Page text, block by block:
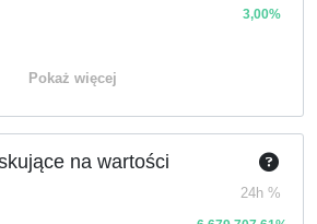
3,00%
Pokaż więcej
na wartości
24h %